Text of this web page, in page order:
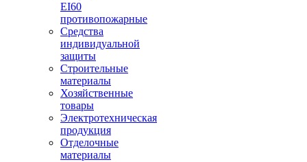
EI60
противопожарные
Средства
индивидуальной
защиты
Строительные
материалы
Хозяйственные
товары
Электротехническая
продукция
Отделочные
материалы